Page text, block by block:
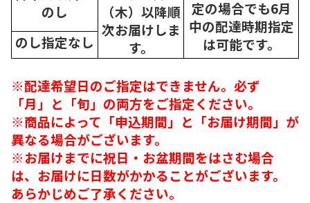
定の場合でも6月
中の配達時期指定
は可能です。
のし
（木）以降順
次お届けしま
す。
のし指定なし
※配達希望日のご指定はできません。必ず
「月」と「旬」の両方をご指定ください。
※商品によって「申込期間」と「お届け期間」が
異なる場合がございます。
※お届けまでに祝日・お盆期間をはさむ場合
は、お届けに日数がかかることがございます。
あらかじめご了承ください。